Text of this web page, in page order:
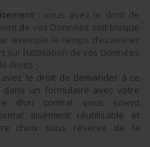
:vous avez le droit de
de vos Données soit bloqué
exemple le temps d’examiner
l’utilisation de vos Données
droits ;
le droit de demander à ce
un formulaire avec votre
d’un contrat vous soient
aisément réutilisable et
choix sous réserve de la